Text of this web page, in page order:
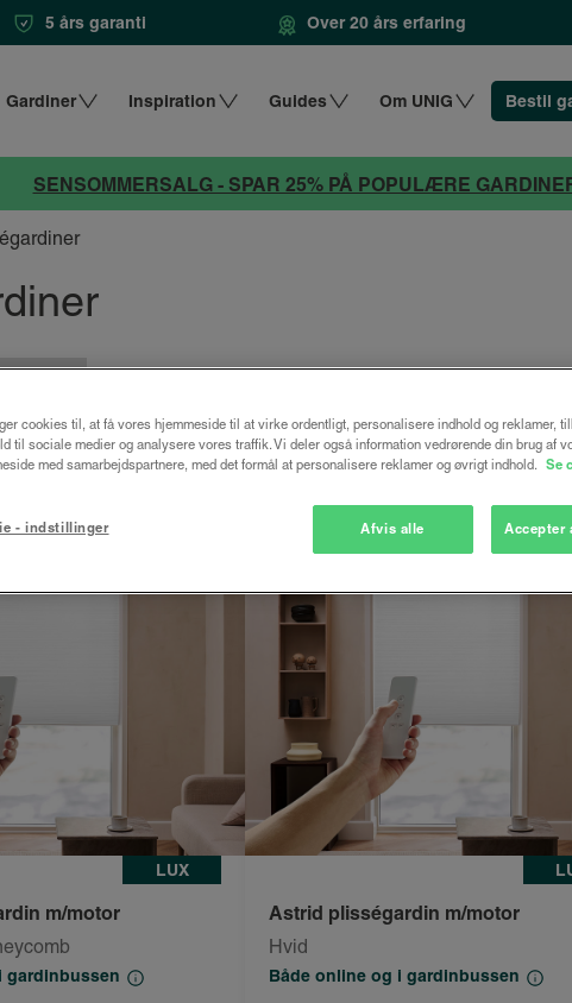
5 års garanti Over 20 års erfaring
Gardiner Inspiration Guides Om UNIG Bestil
SENSOMMERSALG - SPAR 25% PÅ POPULÆRE
LUX
m/motor
gardinbussen
Spar 25%
Astrid plisségardin m/motor
Hvid
Både online og i gardinbussen
cookies til, at få vores hjemmeside til at virke ordentligt, personalisere indhold og reklamer,
til sociale medier og analysere vores traffik. Vi deler også information vedrørende din brug af
med samarbejdspartnere, med det formål at personalisere reklamer og øvrigt indhold. Se
- indstillinger Afvis alle Accepter